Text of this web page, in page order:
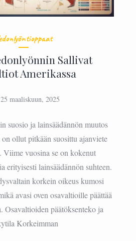
Sallivat
Amerikassa
25 maaliskuun, 2025
suosio ja lainsäädännön muutos
ollut pitkään suosittu ajanviete
Viime vuosina se on kokenut
erityisesti lainsäädännön suhteen.
korkein oikeus kumosi
avasi oven osavaltioille päättää
Osavaltioiden päätöksenteko ja
Korkeimman